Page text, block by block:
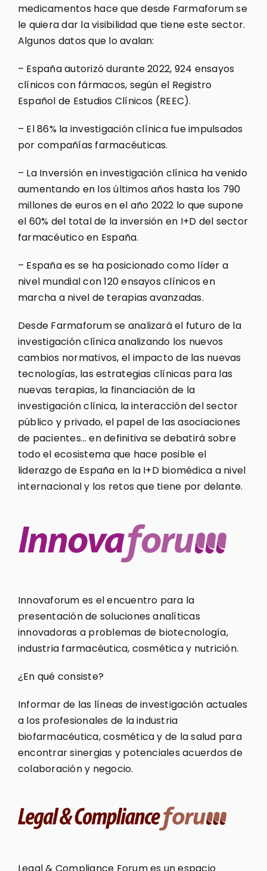
medicamentos hace que desde Farmaforum se
le quiera dar la visibilidad que tiene este sector.
Algunos datos que lo avalan:
– España autorizó durante 2022, 924 ensayos
clínicos con fármacos, según el Registro
Español de Estudios Clínicos (REEC).
– El 86% la investigación clínica fue impulsados
por compañías farmacéuticas.
– La Inversión en investigación clínica ha venido
aumentando en los últimos años hasta los 790
millones de euros en el año 2022 lo que supone
el 60% del total de la inversión en I+D del sector
farmacéutico en España.
– España es se ha posicionado como líder a
nivel mundial con 120 ensayos clínicos en
marcha a nivel de terapias avanzadas.
Desde Farmaforum se analizará el futuro de la
investigación clínica analizando los nuevos
cambios normativos, el impacto de las nuevas
tecnologías, las estrategias clínicas para las
nuevas terapias, la financiación de la
investigación clínica, la interacción del sector
público y privado, el papel de las asociaciones
de pacientes… en definitiva se debatirá sobre
todo el ecosistema que hace posible el
liderazgo de España en la I+D biomédica a nivel
internacional y los retos que tiene por delante.
Innovaforum es el encuentro para la
presentación de soluciones analíticas
innovadoras a problemas de biotecnología,
industria farmacéutica, cosmética y nutrición.
¿En qué consiste?
Informar de las líneas de investigación actuales
a los profesionales de la industria
biofarmacéutica, cosmética y de la salud para
encontrar sinergias y potenciales acuerdos de
colaboración y negocio.